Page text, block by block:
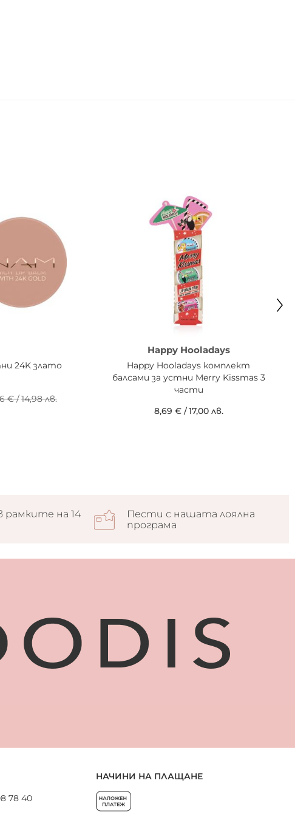
24K злато
€/14,98 лв.
Happy Hooladays
Happy Hooladays комплект
балсами за устни Merry Kissmas 3
части
8,69 €/17,00 лв.
рамките на 14
Пести с нашата лоялна
програма
78 40
НАЧИНИ НА ПЛАЩАНЕ